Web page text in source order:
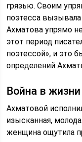
грязью. Своим
поэтесса
Ахматова упрямо
этот период
поэтессой», и это
определений
Война в
Ахматовой
изысканная,
женщина ощутила